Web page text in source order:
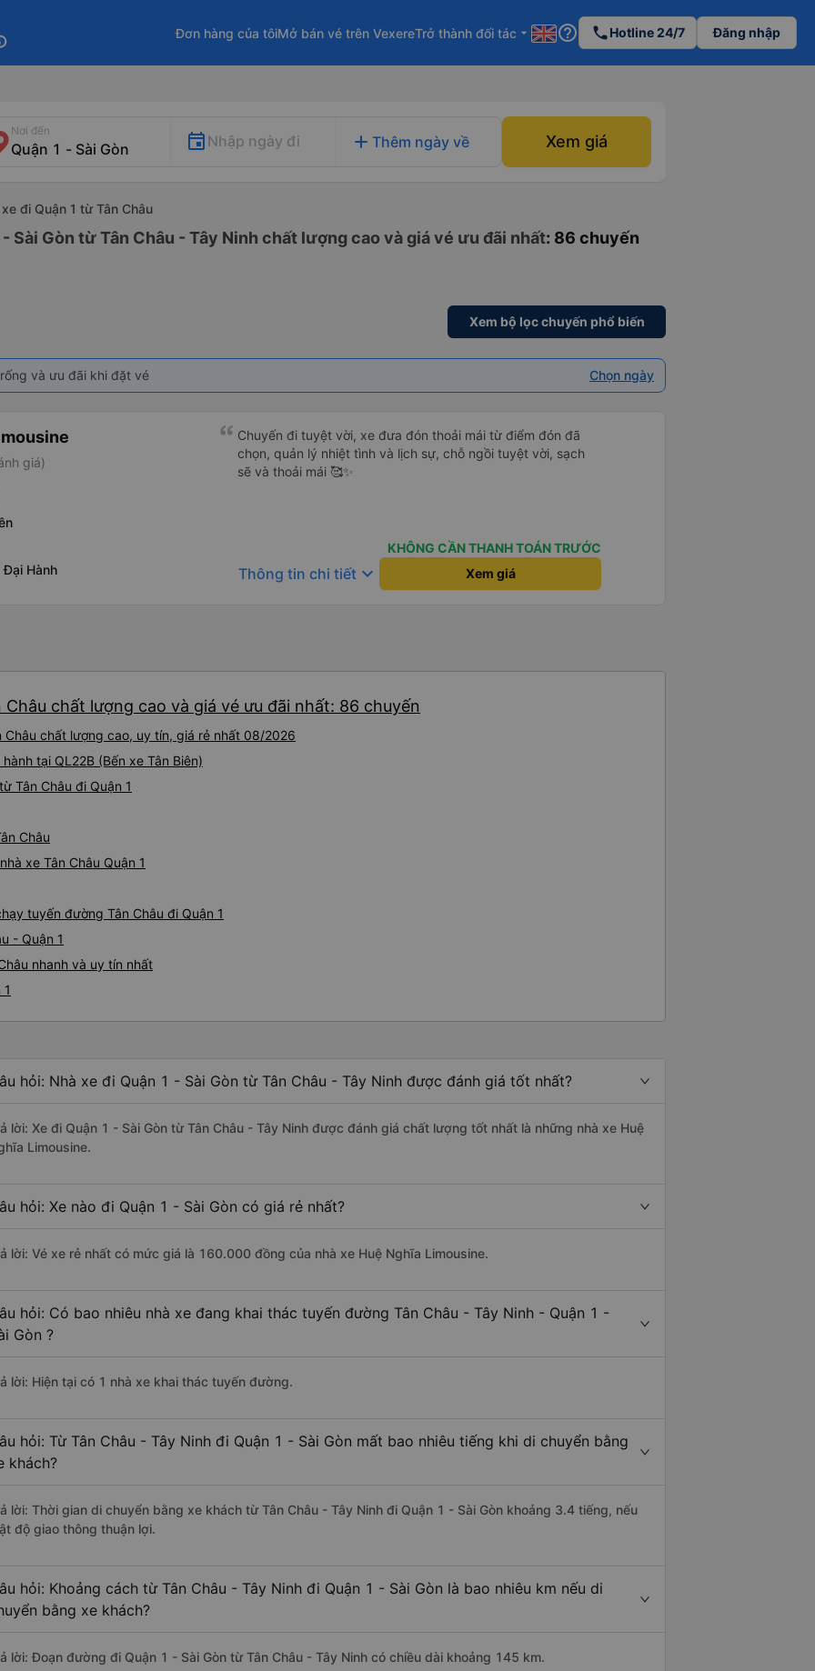
Đơn hàng của tôiMở bán vé trên VexereTrở thành đối tác arrow_drop_down help_outline phoneHotline 24/7 Đăng nhập
Nơi đến
Nhập ngày đi add Thêm ngày về Xem giá
xe đi Quận 1 từ Tân Châu
Sài Gòn từ Tân Châu - Tây Ninh chất lượng cao và giá vé ưu đãi nhất: 86 chuyến
Xem bộ lọc chuyến phổ biến
và ưu đãi khi đặt vé Chọn ngày
giá)
Đại Hành
Chuyến đi tuyệt vời, xe đưa đón thoải mái từ điểm đón đã
chọn, quản lý nhiệt tình và lịch sự, chỗ ngồi tuyệt vời, sạch
sẽ và thoải mái 🥰✨
KHÔNG CẦN THANH TOÁN TRƯỚC
Thông tin chi tiết keyboard_arrow_down Xem giá
chất lượng cao và giá vé ưu đãi nhất: 86 chuyến
Châu chất lượng cao, uy tín, giá rẻ nhất 08/2026
tại QL22B (Bến xe Tân Biên)
Tân Châu đi Quận 1
Châu
xe Tân Châu Quận 1
tuyến đường Tân Châu đi Quận 1
- Quận 1
nhanh và uy tín nhất
hỏi: Nhà xe đi Quận 1 - Sài Gòn từ Tân Châu - Tây Ninh được đánh giá tốt nhất?
lời: Xe đi Quận 1 - Sài Gòn từ Tân Châu - Tây Ninh được đánh giá chất lượng tốt nhất là những nhà xe Huệ
Limousine.
hỏi: Xe nào đi Quận 1 - Sài Gòn có giá rẻ nhất?
lời: Vé xe rẻ nhất có mức giá là 160.000 đồng của nhà xe Huệ Nghĩa Limousine.
hỏi: Có bao nhiêu nhà xe đang khai thác tuyến đường Tân Châu - Tây Ninh - Quận 1 -
Gòn ?
lời: Hiện tại có 1 nhà xe khai thác tuyến đường.
hỏi: Từ Tân Châu - Tây Ninh đi Quận 1 - Sài Gòn mất bao nhiêu tiếng khi di chuyển bằng
khách?
lời: Thời gian di chuyển bằng xe khách từ Tân Châu - Tây Ninh đi Quận 1 - Sài Gòn khoảng 3.4 tiếng, nếu
độ giao thông thuận lợi.
hỏi: Khoảng cách từ Tân Châu - Tây Ninh đi Quận 1 - Sài Gòn là bao nhiêu km nếu di
bằng xe khách?
lời: Đoạn đường đi Quận 1 - Sài Gòn từ Tân Châu - Tây Ninh có chiều dài khoảng 145 km.